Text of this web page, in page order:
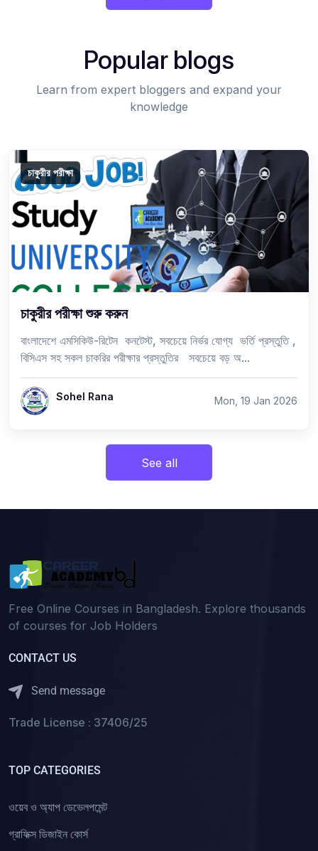
Popular blogs
Learn from expert bloggers and expand your
knowledge
চাকুরীর পরীক্ষা
চাকুরীর পরীক্ষা শুরু করুন
বাংলাদেশে এমসিকিউ-রিটেন কনটেস্ট, সবচেয়ে নির্ভর যোগ্য ভর্তি প্রস্তুতি ,
বিসিএস সহ সকল চাকরির পরীক্ষার প্রস্তুতির সবচেয়ে বড় অ...
Sohel Rana Mon, 19 Jan 2026
See all
Free Online Courses in Bangladesh. Explore thousands
of courses for Job Holders
CONTACT US
Send message
Trade License : 37406/25
TOP CATEGORIES
ওয়েব ও অ্যাপ ডেভেলপমেন্ট
গ্রাফিক্স ডিজাইন কোর্স